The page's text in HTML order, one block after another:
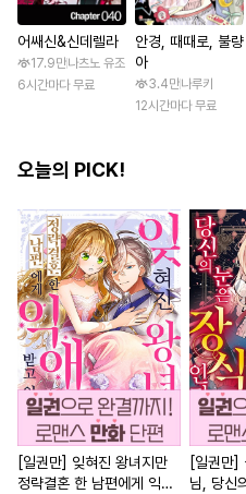
어쌔신&신데렐라
17.9만나츠노 유조
6시간마다 무료
안경, 때때로, 불량
아
3.4만나루키
12시간마다 무료
오늘의 PICK!
[일권만] 잊혀진 왕녀지만
정략결혼 한 남편에게 익애
[일권만]
님, 당신